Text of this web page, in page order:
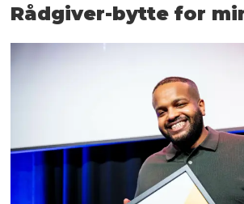
Rådgiver-bytte for